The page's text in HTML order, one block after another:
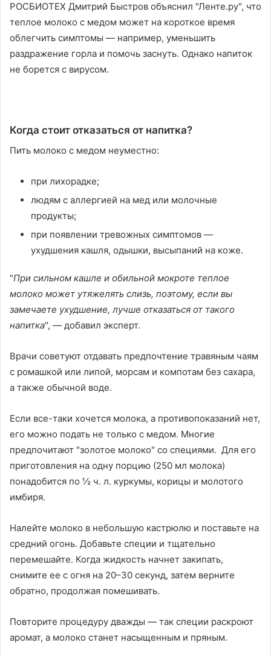
РОСБИОТЕХ Дмитрий Быстров объяснил "Ленте.ру", что
теплое молоко с медом может на короткое время
облегчить симптомы — например, уменьшить
раздражение горла и помочь заснуть. Однако напиток
не борется с вирусом.
Когда стоит отказаться от напитка?
Пить молоко с медом неуместно:
при лихорадке;
людям с аллергией на мед или молочные
продукты;
при появлении тревожных симптомов —
ухудшения кашля, одышки, высыпаний на коже.
"При сильном кашле и обильной мокроте теплое
молоко может утяжелять слизь, поэтому, если вы
замечаете ухудшение, лучше отказаться от такого
напитка", — добавил эксперт.
Врачи советуют отдавать предпочтение травяным чаям
с ромашкой или липой, морсам и компотам без сахара,
а также обычной воде.
Если все-таки хочется молока, а противопоказаний нет,
его можно подать не только с медом. Многие
предпочитают "золотое молоко" со специями. Для его
приготовления на одну порцию (250 мл молока)
понадобится по ½ ч. л. куркумы, корицы и молотого
имбиря.
Налейте молоко в небольшую кастрюлю и поставьте на
средний огонь. Добавьте специи и тщательно
перемешайте. Когда жидкость начнет закипать,
снимите ее с огня на 20–30 секунд, затем верните
обратно, продолжая помешивать.
Повторите процедуру дважды — так специи раскроют
аромат, а молоко станет насыщенным и пряным.